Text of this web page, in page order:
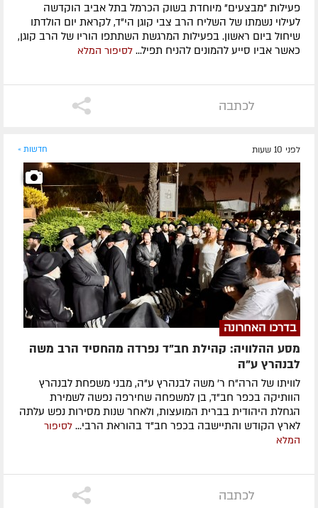
פעילות "מבצעים" מיוחדת בשוק הכרמל בתל אביב הוקדשה
לעילוי נשמתו של השליח הרב צבי קוגן הי"ד, לקראת יום הולדתו
שיחול ביום ראשון. בפעילות המרגשת השתתפו הוריו של הרב קוגן,
כאשר אביו סייע להמונים להניח תפיל... לסיפור המלא
לכתבה
לפני 10 שעות חדשות »
בדרכו האחרונה
מסע ההלוויה: קהילת חב"ד נפרדה מהחסיד הרב משה
לבנהרץ ע"ה
לוויתו של הרה"ח ר' משה לבנהרץ ע"ה, מבני משפחת לבנהרץ
הוותיקה בכפר חב"ד, בן למשפחה שחירפה נפשה לשמירת
הגחלת היהודית בברית המועצות, ולאחר שנות מסירות נפש עלתה
לארץ הקודש והתיישבה בכפר חב"ד בהוראת הרבי... לסיפור
המלא
לכתבה